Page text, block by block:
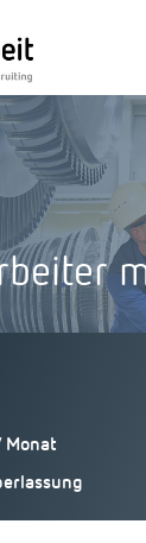
Monat